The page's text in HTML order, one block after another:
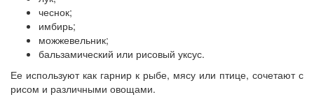
чеснок;
имбирь;
можжевельник;
бальзамический или рисовый уксус.
Ее используют как гарнир к рыбе, мясу или птице, сочетают с
рисом и различными овощами.